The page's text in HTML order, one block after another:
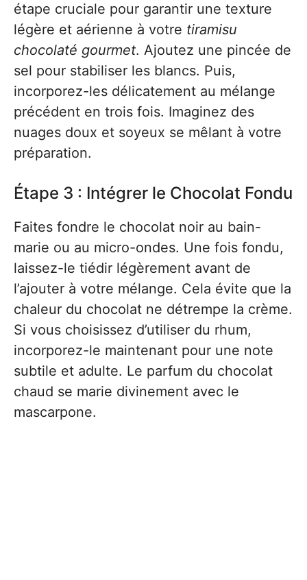
étape cruciale pour garantir une texture
légère et aérienne à votre tiramisu
chocolaté gourmet. Ajoutez une pincée de
sel pour stabiliser les blancs. Puis,
incorporez-les délicatement au mélange
précédent en trois fois. Imaginez des
nuages doux et soyeux se mêlant à votre
préparation.
Étape 3 : Intégrer le Chocolat Fondu
Faites fondre le chocolat noir au bain-
marie ou au micro-ondes. Une fois fondu,
laissez-le tiédir légèrement avant de
l’ajouter à votre mélange. Cela évite que la
chaleur du chocolat ne détrempe la crème.
Si vous choisissez d’utiliser du rhum,
incorporez-le maintenant pour une note
subtile et adulte. Le parfum du chocolat
chaud se marie divinement avec le
mascarpone.